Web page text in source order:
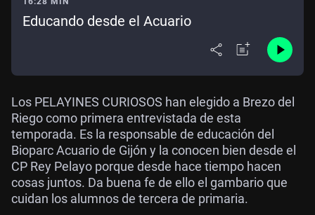
Educando desde el Acuario
Los PELAYINES CURIOSOS han elegido a Brezo del
Riego como primera entrevistada de esta
temporada. Es la responsable de educación del
Bioparc Acuario de Gijón y la conocen bien desde el
CP Rey Pelayo porque desde hace tiempo hacen
cosas juntos. Da buena fe de ello el gambario que
cuidan los alumnos de tercera de primaria.